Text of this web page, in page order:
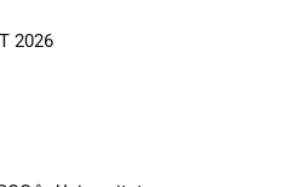
2026Articol: CONIL FEST 2026